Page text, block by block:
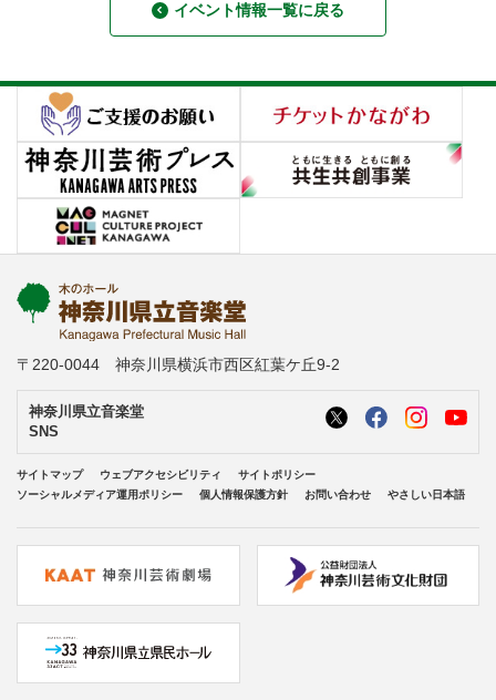
イベント情報一覧に戻る
〒220-0044 神奈川県横浜市西区紅葉ケ丘9-2
神奈川県立音楽堂
SNS
サイトマップ ウェブアクセシビリティ
サイトポリシー
ソーシャルメディア運用ポリシー
個人情報保護方針 お問い合わせ やさしい日本語